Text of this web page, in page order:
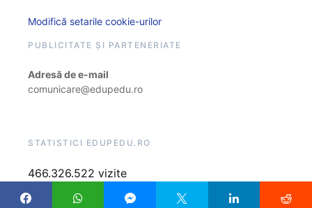
Modifică setarile cookie-urilor
PUBLICITATE ȘI PARTENERIATE
Adresă de e-mail
comunicare@edupedu.ro
STATISTICI EDUPEDU.RO
466.326.522 vizite